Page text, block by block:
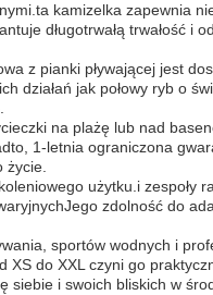
kamizelka zapewnia
długotrwałą trwałość i
z pianki pływającej jest
działań jak połowy ryb o
na plażę lub nad
1-letnia ograniczona
użytku.i zespoły
zdolność do
sportów wodnych i
do XXL czyni go
i swoich bliskich w